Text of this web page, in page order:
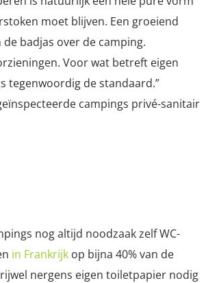
moet blijven. Een groeiend
badjas over de camping.
Voor wat betreft eigen
tegenwoordig de standaard.”
campings privé-sanitair
nog altijd noodzaak zelf WC-
in Frankrijk op bijna 40% van de
nergens eigen toiletpapier nodig